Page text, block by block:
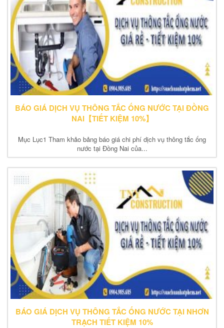
BÁO GIÁ DỊCH VỤ THÔNG TẮC ỐNG NƯỚC TẠI ĐỒNG
NAI【TIẾT KIỆM 10%】
Mục Lục1 Tham khảo bảng báo giá chi phí dịch vụ thông tắc ống
nước tại Đồng Nai của...
BÁO GIÁ DỊCH VỤ THÔNG TẮC ỐNG NƯỚC TẠI NHƠN
TRẠCH TIẾT KIỆM 10%